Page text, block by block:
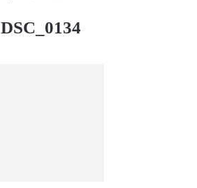
DSC_0134